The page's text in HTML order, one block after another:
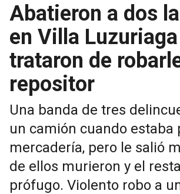
Abatieron a dos
en Villa
trataron de
repositor
Una banda de tres
un camión cuando estaba
mercadería, pero le salió
de ellos murieron y el
prófugo. Violento robo a